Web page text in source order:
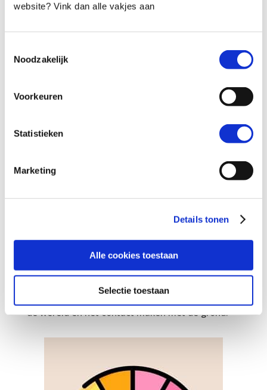
website? Vink dan alle vakjes aan
Noodzakelijk
Voorkeuren
Statistieken
Marketing
Details tonen
Alle cookies toestaan
Selectie toestaan
THEMA 1 LICHAAMSBEWUSTZIJN
Het thema lichaamsbewustzijn bestaat uit korte
van 4 tot 12 jaar gericht op fysiek sterk staan in
de wereld en het contact maken met de grond.